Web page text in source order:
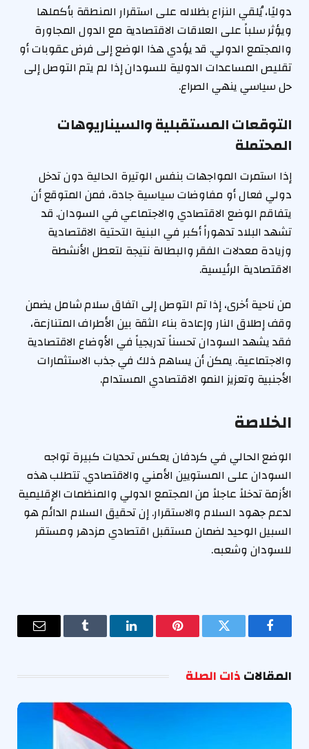
دوليًا، يُلقي النزاع بظلاله على استقرار المنطقة بأكملها
ويؤثر سلباً على العلاقات الاقتصادية مع الدول المجاورة
والمجتمع الدولي. قد يؤدي هذا الوضع إلى فرض عقوبات أو
تقليص المساعدات الدولية للسودان إذا لم يتم التوصل إلى
حل سياسي ينهي الصراع.
التوقعات المستقبلية والسيناريوهات
المحتملة
إذا استمرت المواجهات بنفس الوتيرة الحالية دون تدخل
دولي فعال أو مفاوضات سياسية جادة، فمن المتوقع أن
يتفاقم الوضع الاقتصادي والاجتماعي في السودان. قد
تشهد البلاد تدهوراً أكبر في البنية التحتية الاقتصادية
وزيادة معدلات الفقر والبطالة نتيجة لتعطل الأنشطة
الاقتصادية الرئيسية.
من ناحية أخرى، إذا تم التوصل إلى اتفاق سلام شامل يضمن
وقف إطلاق النار وإعادة بناء الثقة بين الأطراف المتنازعة،
فقد يشهد السودان تحسناً تدريجياً في الأوضاع الاقتصادية
والاجتماعية. يمكن أن يساهم ذلك في جذب الاستثمارات
الأجنبية وتعزيز النمو الاقتصادي المستدام.
الخلاصة
الوضع الحالي في كردفان يعكس تحديات كبيرة تواجه
السودان على المستويين الأمني والاقتصادي. تتطلب هذه
الأزمة تدخلاً عاجلاً من المجتمع الدولي والمنظمات الإقليمية
لدعم جهود السلام والاستقرار. إن تحقيق السلام الدائم هو
السبيل الوحيد لضمان مستقبل اقتصادي مزدهر ومستقر
للسودان وشعبه.
فيسبوك تويتر بينتيريستلينكدإن Tumblr
البريد
المقالاتذات الصلة